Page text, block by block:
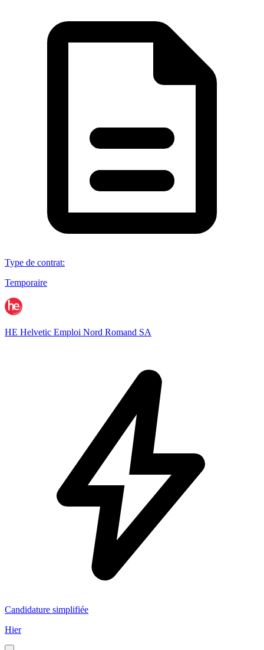
Type de contrat:
Temporaire
HE Helvetic Emploi Nord Romand SA
Candidature simplifiée
Hier